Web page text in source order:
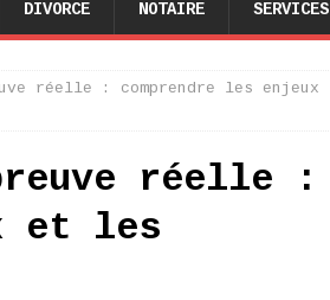
DIVORCE NOTAIRE SERVICES
réelle : comprendre les enjeux
réelle :
et les